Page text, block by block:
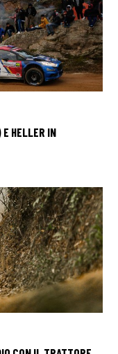
E HELLER IN